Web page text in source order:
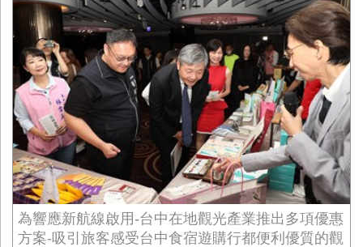
為響應新航線啟用-台中在地觀光產業推出多項優惠
方案-吸引旅客感受台中食宿遊購行都便利優質的觀